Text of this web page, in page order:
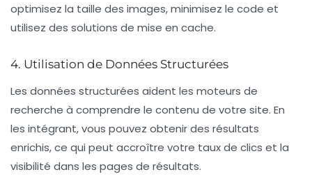
optimisez la taille des images, minimisez le code et
utilisez des solutions de mise en cache.
4. Utilisation de Données Structurées
Les données structurées aident les moteurs de
recherche à comprendre le contenu de votre site. En
les intégrant, vous pouvez obtenir des résultats
enrichis, ce qui peut accroître votre taux de clics et la
visibilité dans les pages de résultats.